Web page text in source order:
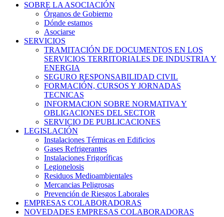
SOBRE LA ASOCIACIÓN
Órganos de Gobierno
Dónde estamos
Asociarse
SERVICIOS
TRAMITACIÓN DE DOCUMENTOS EN LOS
SERVICIOS TERRITORIALES DE INDUSTRIA Y
ENERGIA
SEGURO RESPONSABILIDAD CIVIL
FORMACIÓN, CURSOS Y JORNADAS
TECNICAS
INFORMACION SOBRE NORMATIVA Y
OBLIGACIONES DEL SECTOR
SERVICIO DE PUBLICACIONES
LEGISLACIÓN
Instalaciones Térmicas en Edificios
Gases Refrigerantes
Instalaciones Frigoríficas
Legionelosis
Residuos Medioambientales
Mercancias Peligrosas
Prevención de Riesgos Laborales
EMPRESAS COLABORADORAS
NOVEDADES EMPRESAS COLABORADORAS